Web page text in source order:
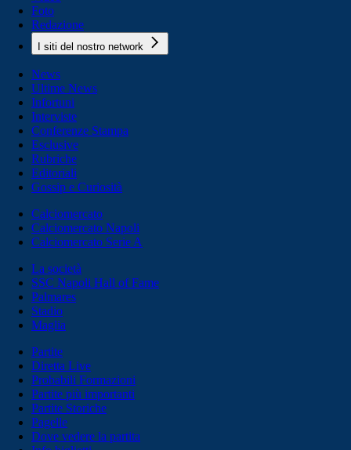
Foto
Redazione
I siti del nostro network
News
Ultime News
Infortuni
Interviste
Conferenze Stampa
Esclusive
Rubriche
Editoriali
Gossip e Curiosità
Calciomercato
Calciomercato Napoli
Calciomercato Serie A
La società
SSC Napoli Hall of Fame
Palmares
Stadio
Maglia
Partite
Diretta Live
Probabili Formazioni
Partite più importanti
Partite Storiche
Pagelle
Dove vedere la partita